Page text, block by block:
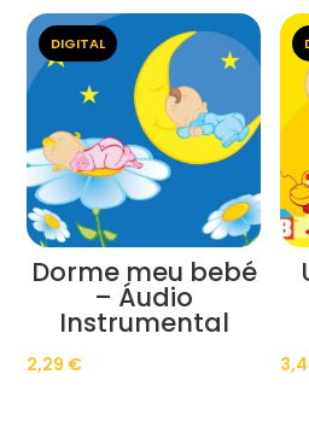
DIGITAL
Dorme meu bebé
– Áudio
Instrumental
2,29 €